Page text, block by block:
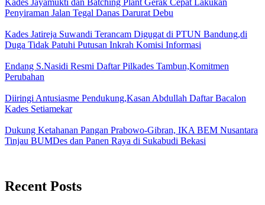
Kades Jayamukti dan Batching Plant Gerak Cepat Lakukan
Penyiraman Jalan Tegal Danas Darurat Debu
Kades Jatireja Suwandi Terancam Digugat di PTUN Bandung,di
Duga Tidak Patuhi Putusan Inkrah Komisi Informasi
Endang S.Nasidi Resmi Daftar Pilkades Tambun,Komitmen
Perubahan
Diiringi Antusiasme Pendukung,Kasan Abdullah Daftar Bacalon
Kades Setiamekar
Dukung Ketahanan Pangan Prabowo-Gibran, IKA BEM Nusantara
Tinjau BUMDes dan Panen Raya di Sukabudi Bekasi
Recent Posts